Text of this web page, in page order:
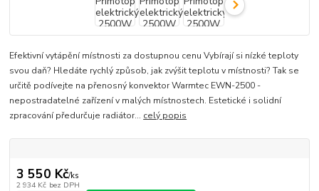
Efektivní vytápění místnosti za dostupnou cenu Vybírají si nízké teploty
svou daň? Hledáte rychlý způsob, jak zvýšit teplotu v místnosti? Tak se
určitě podívejte na přenosný konvektor Warmtec EWN-2500 -
nepostradatelné zařízení v malých místnostech. Estetické i solidní
zpracování předurčuje radiátor... celý popis
3 550 Kč/ks
2 934 Kč bez DPH